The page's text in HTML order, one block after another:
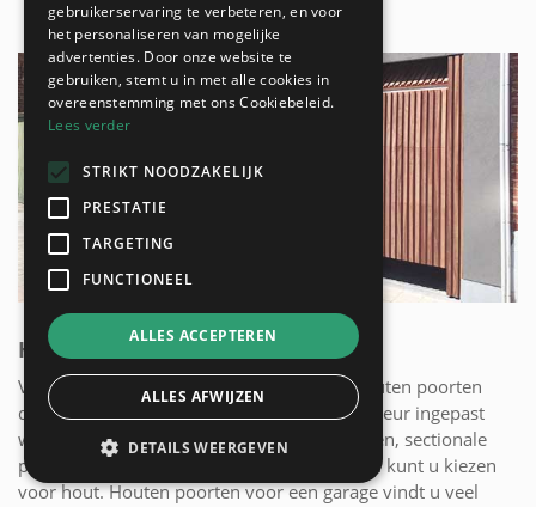
HOUTEN GARAGEPOORTEN
Verschillende garagepoorten kunnen als houten poorten
door een professionele garagepoort installateur ingepast
worden in uw woning. Zowel bij draaipoorten, sectionale
poorten, schuifpoorten als bij kantelpoorten kunt u kiezen
voor hout. Houten poorten voor een garage vindt u veel
gebruikerservaring te verbeteren, en voor
het personaliseren van mogelijke
advertenties. Door onze website te
gebruiken, stemt u in met alle cookies in
overeenstemming met ons Cookiebeleid.
Lees verder
STRIKT NOODZAKELIJK
PRESTATIE
TARGETING
FUNCTIONEEL
ALLES ACCEPTEREN
ALLES AFWIJZEN
DETAILS WEERGEVEN